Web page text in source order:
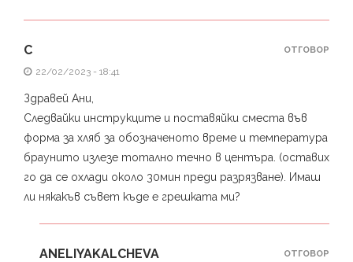
С
22/02/2023 - 18:41
Здравей Ани,
Следвайки инструкците и поставяйки сместа във
форма за хляб за обозначеното време и температура
браунито излезе тотално течно в центъра. (оставих
го да се охлади около 30мин преди разрязване). Имаш
ли някакъв съвет къде е грешката ми?
ОТГОВОР
ANELIYAKALCHEVA ОТГОВОР